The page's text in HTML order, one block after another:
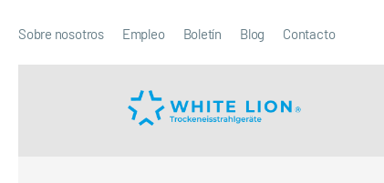
Sobre nosotros Empleo Boletín Blog Contacto